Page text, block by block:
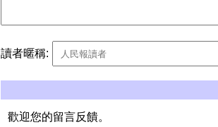
讀者暱稱:
歡迎您的留言反饋。